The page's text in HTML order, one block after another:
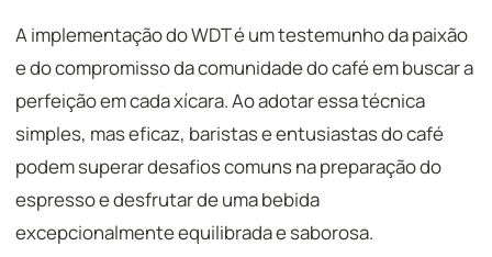
A implementação do WDT é um testemunho da paixão
e do compromisso da comunidade do café em buscar a
perfeição em cada xícara. Ao adotar essa técnica
simples, mas eficaz, baristas e entusiastas do café
podem superar desafios comuns na preparação do
espresso e desfrutar de uma bebida
excepcionalmente equilibrada e saborosa.